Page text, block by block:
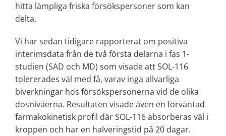
hitta lämpliga friska försökspersoner som kan
delta.
Vi har sedan tidigare rapporterat om positiva
interimsdata från de två första delarna i fas 1-
studien (SAD och MD) som visade att SOL-116
tolererades väl med få, varav inga allvarliga
biverkningar hos försökspersonerna vid de olika
dosnivåerna. Resultaten visade även en förväntad
farmakokinetisk profil där SOL-116 absorberas väl i
kroppen och har en halveringstid på 20 dagar.